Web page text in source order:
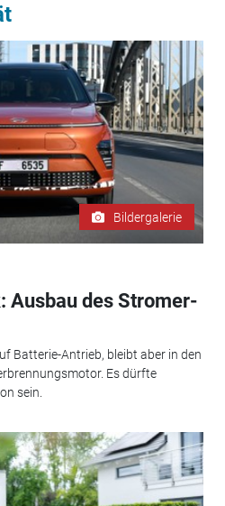
Bildergalerie
Ausbau des Stromer-
Batterie-Antrieb, bleibt aber in den
Es dürfte
sein.